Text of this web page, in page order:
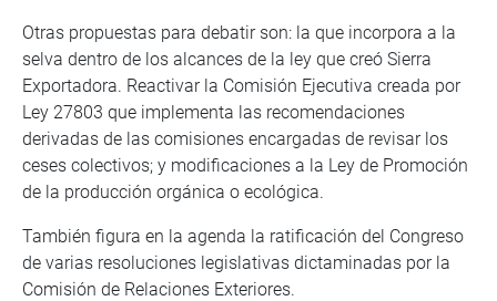
Otras propuestas para debatir son: la que incorpora a la
selva dentro de los alcances de la ley que creó Sierra
Exportadora. Reactivar la Comisión Ejecutiva creada por
Ley 27803 que implementa las recomendaciones
derivadas de las comisiones encargadas de revisar los
ceses colectivos; y modificaciones a la Ley de Promoción
de la producción orgánica o ecológica.
También figura en la agenda la ratificación del Congreso
de varias resoluciones legislativas dictaminadas por la
Comisión de Relaciones Exteriores.